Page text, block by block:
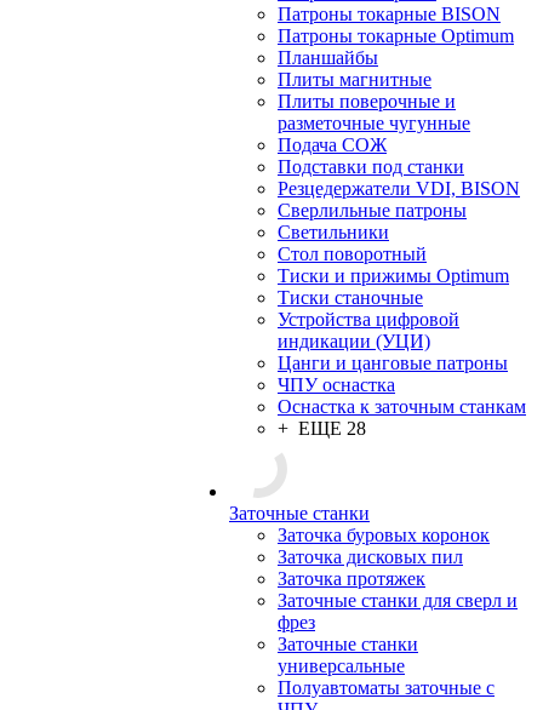
Патроны токарные BISON
Патроны токарные Optimum
Планшайбы
Плиты магнитные
Плиты поверочные и
разметочные чугунные
Подача СОЖ
Подставки под станки
Резцедержатели VDI, BISON
Сверлильные патроны
Светильники
Стол поворотный
Тиски и прижимы Optimum
Тиски станочные
Устройства цифровой
индикации (УЦИ)
Цанги и цанговые патроны
ЧПУ оснастка
Оснастка к заточным станкам
+ ЕЩЕ 28
Заточные станки
Заточка буровых коронок
Заточка дисковых пил
Заточка протяжек
Заточные станки для сверл и
фрез
Заточные станки
универсальные
Полуавтоматы заточные с